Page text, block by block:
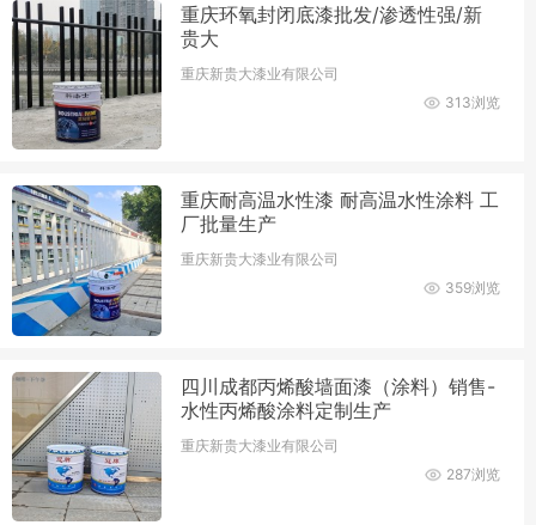
重庆环氧封闭底漆批发/渗透性强/新
贵大
重庆新贵大漆业有限公司
313浏览
重庆耐高温水性漆 耐高温水性涂料 工
厂批量生产
重庆新贵大漆业有限公司
359浏览
四川成都丙烯酸墙面漆（涂料）销售-
水性丙烯酸涂料定制生产
重庆新贵大漆业有限公司
287浏览